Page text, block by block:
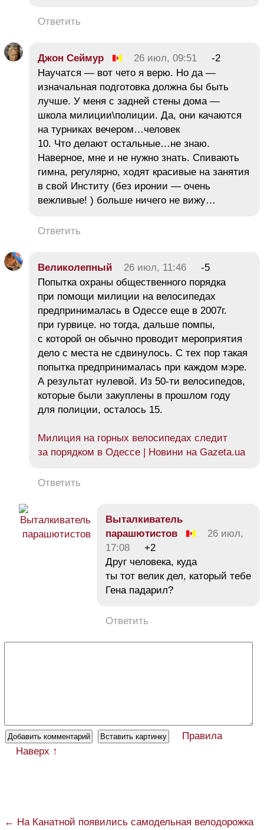
Ответить
Джон Сеймур 26 июл, 09:51
-2
Научатся — вот чето я верю. Но да —
изначальная подготовка должна бы быть
лучше. У меня с задней стены дома —
школа милиции\полиции. Да, они качаются
на турниках вечером…человек
10. Что делают остальные…не знаю.
Наверное, мне и не нужно знать. Спивають
гимна, регулярно, ходят красивые на занятия
в свой Институ (без иронии — очень
вежливые! ) больше ничего не вижу…
Ответить
Великолепный 26 июл, 11:46
-5
Попытка охраны общественного порядка
при помощи милиции на велосипедах
предпринималась в Одессе еще в 2007г.
при гурвице. но тогда, дальше помпы,
с которой он обычно проводит мероприятия
дело с места не сдвинулось. С тех пор такая
попытка предпринималась при каждом мэре.
А результат нулевой. Из 50-ти велосипедов,
которые были закуплены в прошлом году
для полиции, осталось 15.
Милиция на горных велосипедах следит
за порядком в Одессе | Новини на Gazeta.ua
Ответить
Bыталкиватель
парашютистов
26 июл,
17:08
+2
Друг человека, куда
ты тот велик дел, каторый тебе
Гена падарил?
Ответить
Правила
Наверх ↑
← На Канатной появились самодельная велодорожка